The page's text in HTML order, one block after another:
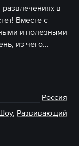
развлечениях в
Вместе с
и полезными
из чего...
Россия
, Развивающий